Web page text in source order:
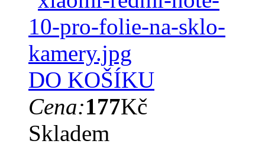
DO KOŠÍKU
Cena:177Kč
Skladem